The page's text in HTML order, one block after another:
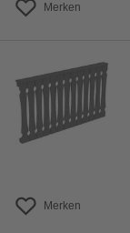
Merken
Merken